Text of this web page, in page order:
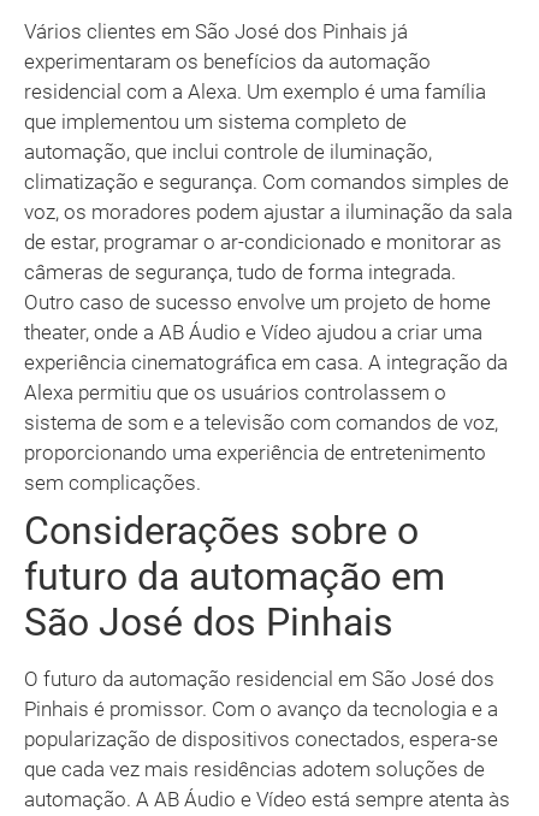
Vários clientes em São José dos Pinhais já
experimentaram os benefícios da automação
residencial com a Alexa. Um exemplo é uma família
que implementou um sistema completo de
automação, que inclui controle de iluminação,
climatização e segurança. Com comandos simples de
voz, os moradores podem ajustar a iluminação da sala
de estar, programar o ar-condicionado e monitorar as
câmeras de segurança, tudo de forma integrada.
Outro caso de sucesso envolve um projeto de home
theater, onde a AB Áudio e Vídeo ajudou a criar uma
experiência cinematográfica em casa. A integração da
Alexa permitiu que os usuários controlassem o
sistema de som e a televisão com comandos de voz,
proporcionando uma experiência de entretenimento
sem complicações.
Considerações sobre o
futuro da automação em
São José dos Pinhais
O futuro da automação residencial em São José dos
Pinhais é promissor. Com o avanço da tecnologia e a
popularização de dispositivos conectados, espera-se
que cada vez mais residências adotem soluções de
automação. A AB Áudio e Vídeo está sempre atenta às